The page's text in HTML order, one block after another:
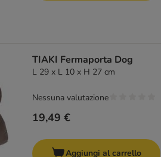
TIAKI Fermaporta Dog
L 29 x L 10 x H 27 cm
19,49 €
Nessuna valutazione
Aggiungi al carrello